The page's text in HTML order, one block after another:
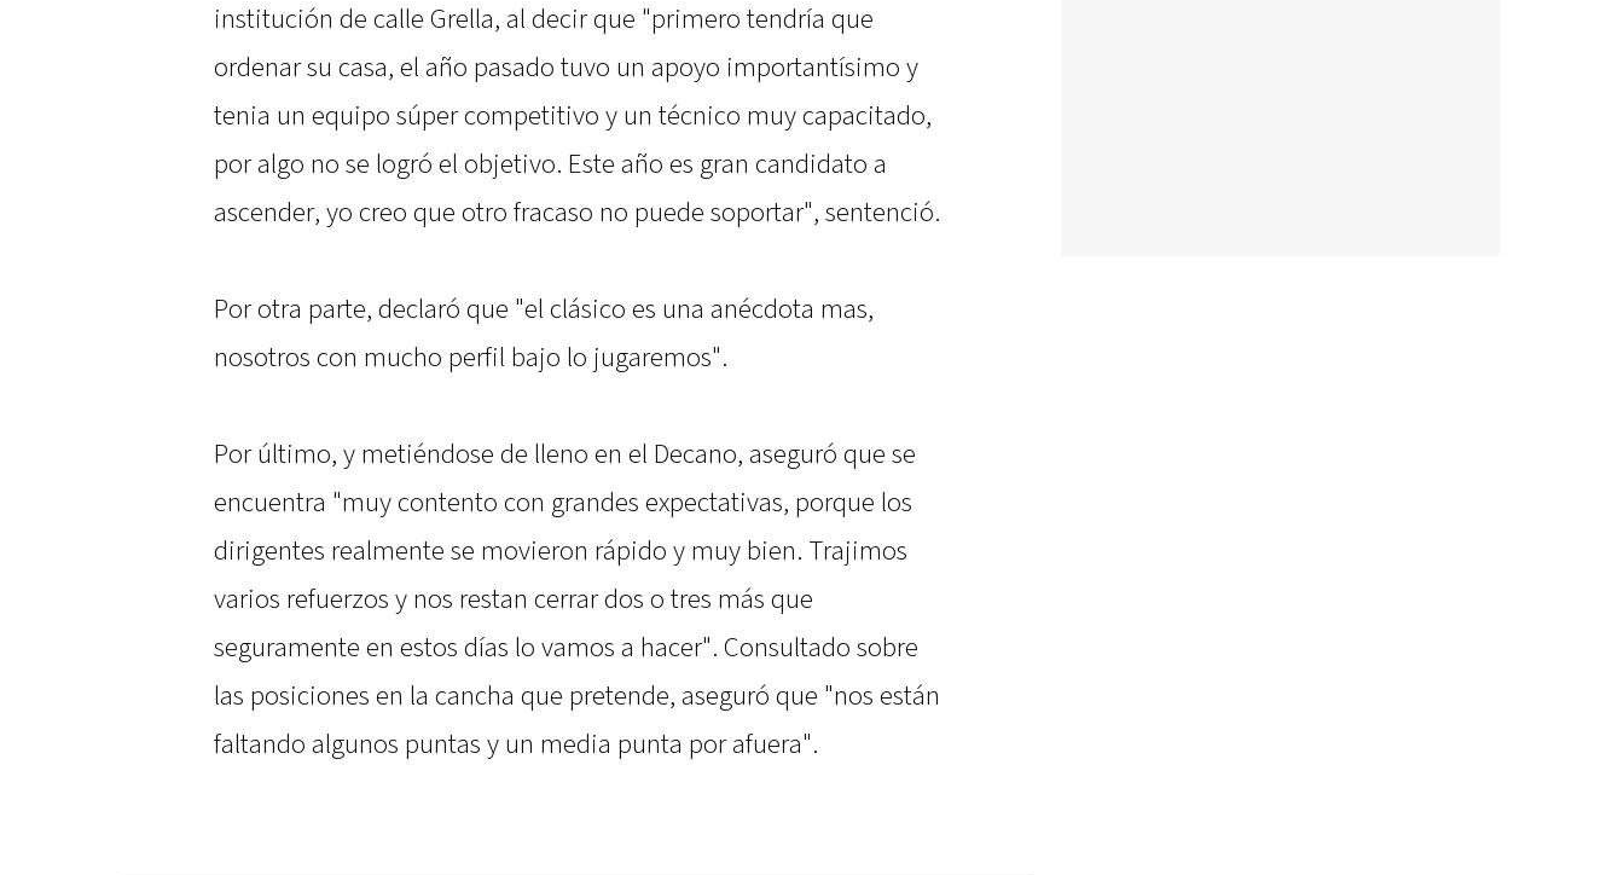
institución de calle Grella, al decir que "primero tendría que
ordenar su casa, el año pasado tuvo un apoyo importantísimo y
tenia un equipo súper competitivo y un técnico muy capacitado,
por algo no se logró el objetivo. Este año es gran candidato a
ascender, yo creo que otro fracaso no puede soportar", sentenció.
Por otra parte, declaró que "el clásico es una anécdota mas,
nosotros con mucho perfil bajo lo jugaremos".
Por último, y metiéndose de lleno en el Decano, aseguró que se
encuentra "muy contento con grandes expectativas, porque los
dirigentes realmente se movieron rápido y muy bien. Trajimos
varios refuerzos y nos restan cerrar dos o tres más que
seguramente en estos días lo vamos a hacer". Consultado sobre
las posiciones en la cancha que pretende, aseguró que "nos están
faltando algunos puntas y un media punta por afuera".